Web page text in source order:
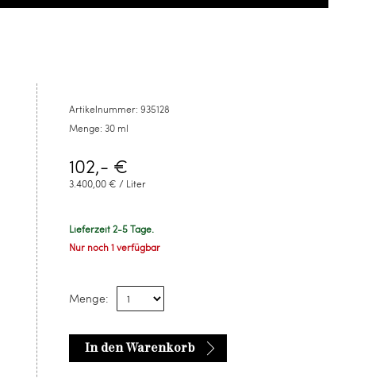
Artikelnummer: 935128
Menge: 30 ml
102,- €
3.400,00 € / Liter
Lieferzeit 2-5 Tage.
Nur noch 1 verfügbar
Menge:
In den Warenkorb